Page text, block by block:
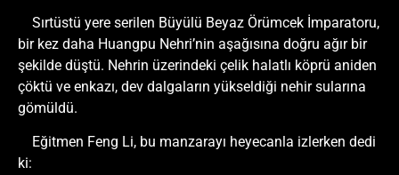
Sırtüstü yere serilen Büyülü Beyaz Örümcek İmparatoru,
bir kez daha Huangpu Nehri’nin aşağısına doğru ağır bir
şekilde düştü. Nehrin üzerindeki çelik halatlı köprü aniden
çöktü ve enkazı, dev dalgaların yükseldiği nehir sularına
gömüldü.
Eğitmen Feng Li, bu manzarayı heyecanla izlerken dedi
ki: